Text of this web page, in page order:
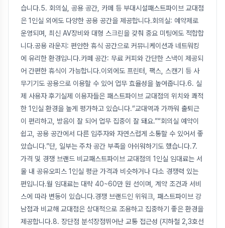
습니다.5. 회의실, 공용 공간, 카페 등 부대시설패스트파이브 교대점
은 1인실 외에도 다양한 공용 공간을 제공합니다.회의실: 예약제로
운영되며, 최신 AV장비와 대형 스크린을 갖춰 중요 미팅에도 적합합
니다.공용 라운지: 편안한 휴식 공간으로 커뮤니케이션과 네트워킹
에 유리한 환경입니다.카페 공간: 무료 커피와 간단한 스낵이 제공되
어 간편한 휴식이 가능합니다.이외에도 프린터, 팩스, 스캔기 등 사
무기기도 공용으로 이용할 수 있어 업무 효율성을 높여줍니다.6. 실
제 사용자 후기실제 이용자들은 패스트파이브 교대점의 위치와 쾌적
한 1인실 환경을 높게 평가하고 있습니다.“교대역과 가까워 출퇴근
이 편리하고, 방음이 잘 되어 업무 집중이 잘 돼요.”“회의실 예약이
쉽고, 공용 공간에서 다른 입주자와 자연스럽게 소통할 수 있어서 좋
았습니다.”단, 일부는 주차 공간 부족을 아쉬워하기도 했습니다.7.
가격 및 경쟁 브랜드 비교패스트파이브 교대점의 1인실 임대료는 서
울 내 공유오피스 1인실 평균 가격과 비슷하거나 다소 경쟁력 있는
편입니다.월 임대료는 대략 40~60만 원 선이며, 계약 조건과 서비
스에 따라 변동이 있습니다.경쟁 브랜드인 위워크, 패스트파이브 강
남점과 비교해 교대점은 상대적으로 조용하고 집중하기 좋은 환경을
제공합니다.8. 장단점 분석장점뛰어난 교통 접근성 (지하철 2,3호선